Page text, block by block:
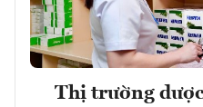
Thị trường